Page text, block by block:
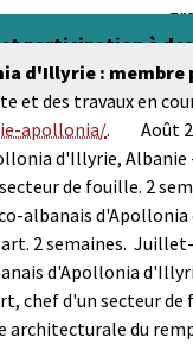
participation à
d'Illyrie : membre
et des travaux en
apollonia/.
Août
d'Illyrie, Albanie
de fouille. 2
albanais
2 semaines. Juillet-
d'Apollonia
chef d'un secteur de
architecturale du